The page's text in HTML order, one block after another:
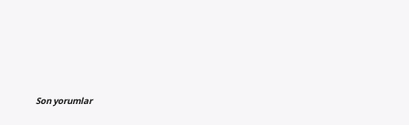
Son yorumlar